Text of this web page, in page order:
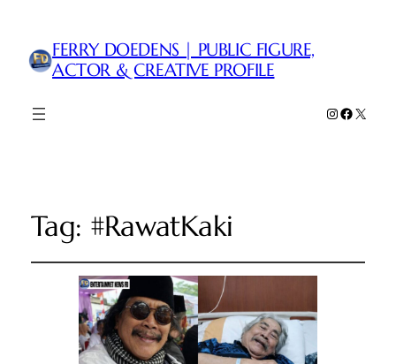
FERRY DOEDENS | PUBLIC FIGURE,
ACTOR & CREATIVE PROFILE
Instagram
Facebook
X
Tag: #RawatKaki